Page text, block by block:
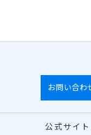
お問い合わ
公式サイト